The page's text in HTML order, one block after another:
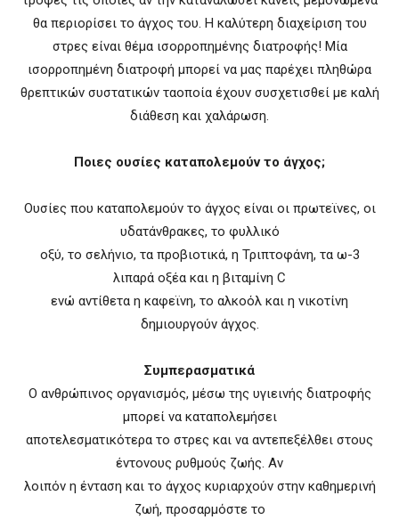
θα περιορίσει το άγχος του. Η καλύτερη διαχείριση του
στρες είναι θέμα ισορροπημένης διατροφής! Μία
ισορροπημένη διατροφή μπορεί να μας παρέχει πληθώρα
θρεπτικών συστατικών ταοποία έχουν συσχετισθεί με καλή
διάθεση και χαλάρωση.
Ποιες ουσίες καταπολεμούν το άγχος;
Ουσίες που καταπολεμούν το άγχος είναι οι πρωτεϊνες, οι
υδατάνθρακες, το φυλλικό
οξύ, το σελήνιο, τα προβιοτικά, η Τριπτοφάνη, τα ω-3
λιπαρά οξέα και η βιταμίνη C
ενώ αντίθετα η καφεϊνη, το αλκοόλ και η νικοτίνη
δημιουργούν άγχος.
Συμπερασματικά
Ο ανθρώπινος οργανισμός, μέσω της υγιεινής διατροφής
μπορεί να καταπολεμήσει
αποτελεσματικότερα το στρες και να αντεπεξέλθει στους
έντονους ρυθμούς ζωής. Αν
λοιπόν η ένταση και το άγχος κυριαρχούν στην καθημερινή
ζωή, προσαρμόστε το